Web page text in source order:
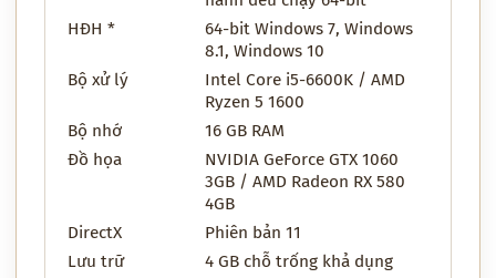
HĐH *
64-bit Windows 7, Windows
8.1, Windows 10
Bộ xử lý
Intel Core i5-6600K / AMD
Ryzen 5 1600
Bộ nhớ
16 GB RAM
Đồ họa
NVIDIA GeForce GTX 1060
3GB / AMD Radeon RX 580
4GB
DirectX
Phiên bản 11
Lưu trữ
4 GB chỗ trống khả dụng